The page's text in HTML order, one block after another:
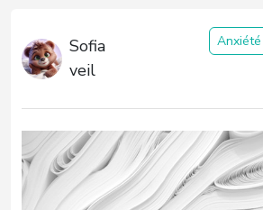
Sofia
veil
Anxiété